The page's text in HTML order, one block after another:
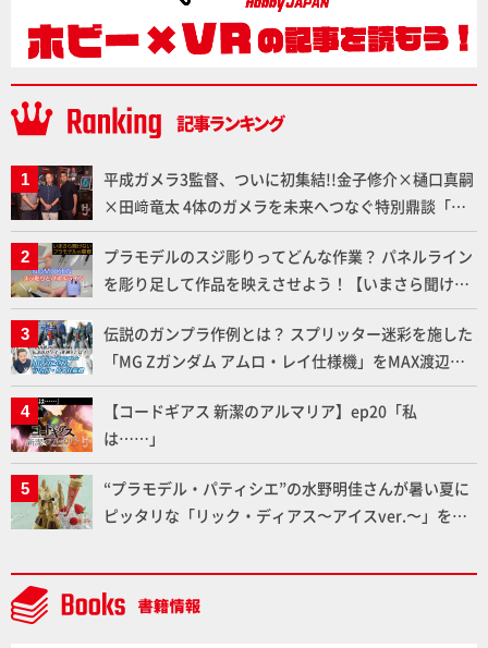
平成ガメラ3監督、ついに初集結!!金子修介×樋口真嗣
×田﨑竜太 4体のガメラを未来へつなぐ特別鼎談「ガ
メラ永久保存化プロジェクト FINAL」
プラモデルのスジ彫りってどんな作業？ パネルライン
を彫り足して作品を映えさせよう！【いまさら聞けな
いプラモデルの基礎：スジ彫りとパネルライン】
伝説のガンプラ作例とは？ スプリッター迷彩を施した
「MG Zガンダム アムロ・レイ仕様機」をMAX渡辺が
ふたたび塗る!!【試し読み】
【コードギアス 新潔のアルマリア】ep20「私
は……」
“プラモデル・パティシエ”の水野明佳さんが暑い夏に
ピッタリな「リック・ディアス〜アイスver.〜」を製